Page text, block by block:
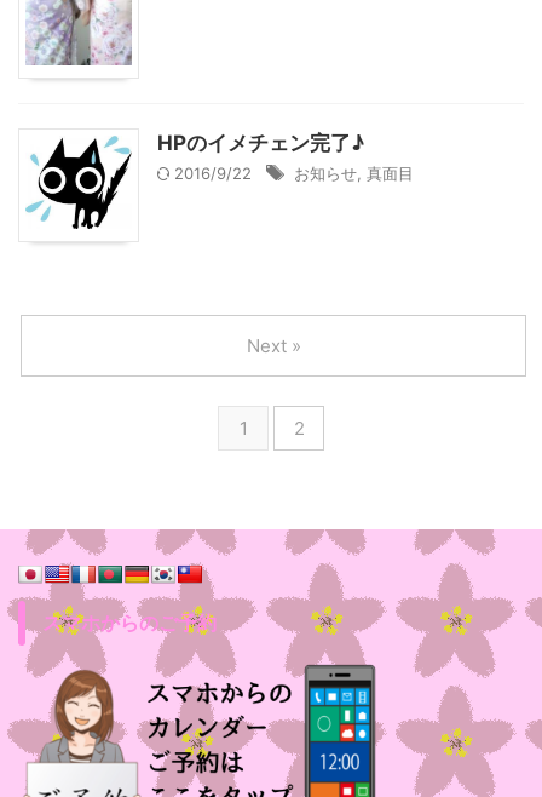
HPのイメチェン完了♪
2016/9/22 お知らせ 真面目
1 2
Next »
スマホからのご予約